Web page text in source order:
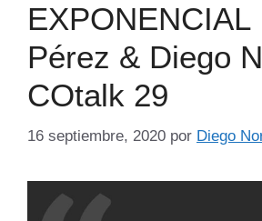
EXPONENCIAL
Pérez & Diego
COtalk 29
16 septiembre, 2020 por Diego